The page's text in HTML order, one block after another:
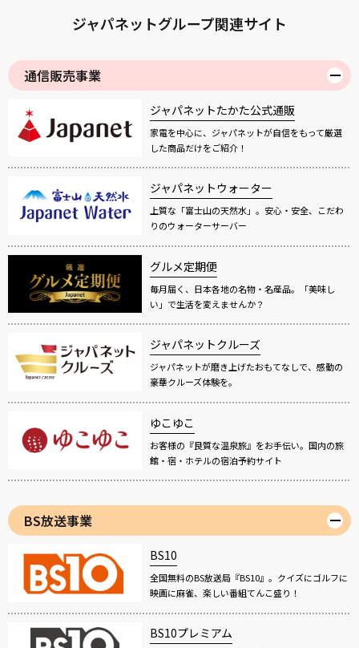
ジャパネットグループ関連サイト
通信販売事業
ジャパネットたかた公式通販
家電を中心に、ジャパネットが自信をもって厳選
した商品だけをご紹介！
ジャパネットウォーター
上質な「富士山の天然水」。安心・安全、こだわ
りのウォーターサーバー
グルメ定期便
毎月届く、日本各地の名物・名産品。「美味し
い」で生活を変えませんか？
ジャパネットクルーズ
ジャパネットが磨き上げたおもてなしで、感動の
豪華クルーズ体験を。
ゆこゆこ
お客様の『良質な温泉旅』をお手伝い。国内の旅
館・宿・ホテルの宿泊予約サイト
BS放送事業
BS10
全国無料のBS放送局『BS10』。クイズにゴルフに
映画に麻雀、楽しい番組てんこ盛り！
BS10プレミアム